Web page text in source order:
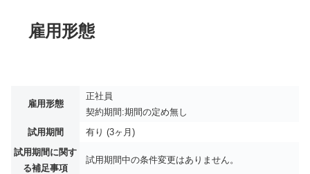
雇用形態
雇用形態
正社員
契約期間:期間の定め無し
試用期間
有り (3ヶ月)
試用期間に関す
る補足事項
試用期間中の条件変更はありません。